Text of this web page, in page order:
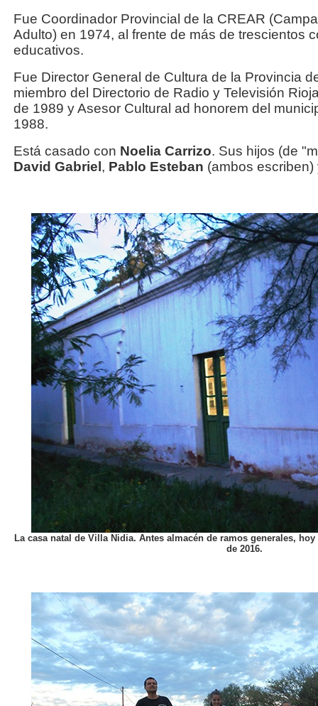
Fue Coordinador Provincial de la CREAR
Adulto) en 1974, al frente de más de trescientos
educativos.
Fue Director General de Cultura de la Provincia
miembro del Directorio de Radio y Televisión
de 1989 y Asesor Cultural ad honorem del
1988.
Está casado con Noelia Carrizo. Sus hijos (de
David Gabriel, Pablo Esteban (ambos
La casa natal de Villa Nidia. Antes almacén de ramos generales,
de 2016.